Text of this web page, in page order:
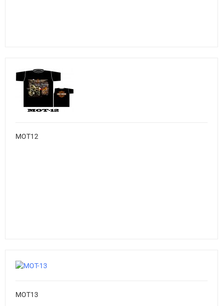
MOT12
MOT13